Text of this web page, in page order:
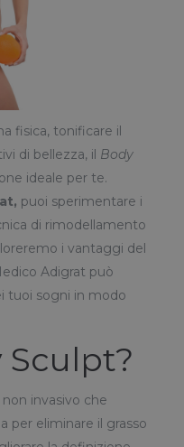
fisica, tonificare il
di bellezza, il Body
ideale per te.
puoi sperimentare i
di rimodellamento
i vantaggi del
Adigrat può
tuoi sogni in modo
Sculpt?
invasivo che
per eliminare il grasso